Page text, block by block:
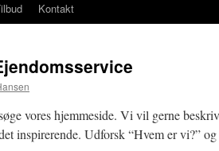
Kontakt
vores hjemmeside. Vi vil gerne
inspirerende. Udforsk “Hvem er vi?”